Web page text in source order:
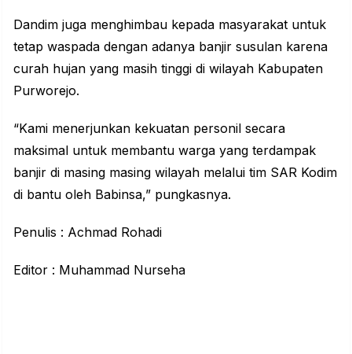
Dandim juga menghimbau kepada masyarakat untuk
tetap waspada dengan adanya banjir susulan karena
curah hujan yang masih tinggi di wilayah Kabupaten
Purworejo.
“Kami menerjunkan kekuatan personil secara
maksimal untuk membantu warga yang terdampak
banjir di masing masing wilayah melalui tim SAR Kodim
di bantu oleh Babinsa,” pungkasnya.
Penulis : Achmad Rohadi
Editor : Muhammad Nurseha